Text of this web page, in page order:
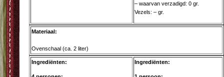
– waarvan verzadigd: 0 gr.
Vezels: – gr.
Materiaal:
Ovenschaal (ca. 2 liter)
Ingrediënten: Ingrediënten: